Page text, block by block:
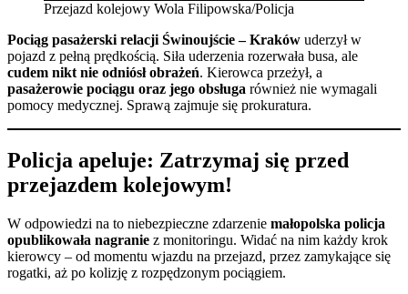
Przejazd kolejowy Wola Filipowska/Policja
Pociąg pasażerski relacji Świnoujście – Kraków uderzył w
pojazd z pełną prędkością. Siła uderzenia rozerwała busa, ale
cudem nikt nie odniósł obrażeń. Kierowca przeżył, a
pasażerowie pociągu oraz jego obsługa również nie wymagali
pomocy medycznej. Sprawą zajmuje się prokuratura.
Policja apeluje: Zatrzymaj się przed
przejazdem kolejowym!
W odpowiedzi na to niebezpieczne zdarzenie małopolska policja
opublikowała nagranie z monitoringu. Widać na nim każdy krok
kierowcy – od momentu wjazdu na przejazd, przez zamykające się
rogatki, aż po kolizję z rozpędzonym pociągiem.